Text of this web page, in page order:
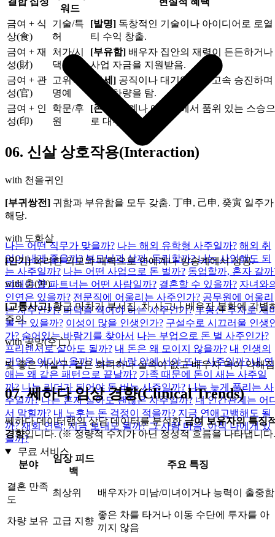
나는 어떤 직무가 맞을까? 나는 해외 유학형 사주일까? 해외 취
업이 내게 좋을까? 부모님과 살까, 독립할까? 나는 사업해도 되
는 사주일까? 나는 어떤 사업으로 돈 벌까? 동업할까, 혼자 갈까
피해야 할 파트너는 어떤 사람일까? 결혼할 수 있을까? 자녀와
인연은 있을까? 전문직에 어울리는 사주인가? 공무원에 어울리
는 사주인가? 바닥을 찍어야 하는 사주인가? 부동산 투자로 재
볼 수 있을까? 이성이 많을 인생인가? 구설수로 시끄러울 인생
가? 숨어있는 바람기를 찾아서 나는 부업으로 돈 벌 사주인가?
프리랜서로 살아도 될까? 내 돈은 왜 모이지 않을까? 내 인생의
귀인은 어디서 올까? 나는 사람 앞에 서야 뜨는 사주일까? 내 연
애는 왜 같은 패턴으로 끝날까? 가족 때문에 돈이 새는 사주일
까? 나는 리더가 되어야 돈 버는 사주일까? 나는 늦게 풀리는 사
주일까? 나는 혼자 살아도 괜찮은 사주일까? 내 인간관계는 어
서 막힐까? 내 노후는 돈 걱정이 적을까? 지금 연애고백해도 될
까? 재회 연락, 지금 보내도 될까? 그 사람 마음, 아직 나에게 있
을까?
무료 서비스
워드
금여 + 식
상(食)
기술/특
허
[발명] 독창적인 기술이나 아이디어로 로열
티 수익 창출.
금여 + 재
성(財)
처가/시
댁 덕
[부유함] 배우자 집안의 재력이 든든하거나
사업 자금을 지원받음.
금여 + 관
성(官)
고위직/
명예
[출세] 공직이나 대기업에서 고속 승진하며
의전 차량을 탐.
금여 + 인
성(印)
학문/후
원
[존경]
학계나 예술계에서 품위 있는 스승으
로 대우받음.
06. 신살 상호작용(Interaction)
with 천을귀인
[부귀쌍전] 귀함과 부유함을 모두 갖춤. 丁申, 己申, 癸寅 일주가
해당.
with 도화살
[인기]화려한 외모와 매력으로 연예계나 방송계에서 성공.
with 충(沖)
[교통사고]황금 마차가 부서짐. 차 사고나 배우자 불화에 각별
주의.
with 공망(空亡)
빛 좋은 개살구. 겉은 화려하나 실속이 없고 배우자 덕이 약해
07.쎄하다 임상 경향(Clinical Trends)
쎄하다 데이터랩의 상담 데이터를 분석한금여 보유자의 특징
경향입니다. (※ 정량적 수치가 아닌 정성적 흐름을 나타냅니다
분야
임상 피드
백
주요 특징
결혼 만족
도
최상위 배우자가 미남/미녀이거나 능력이 출중함
차량 보유 고급 지향
좋은 차를 타거나 이동 수단에 투자를 아
끼지 않음